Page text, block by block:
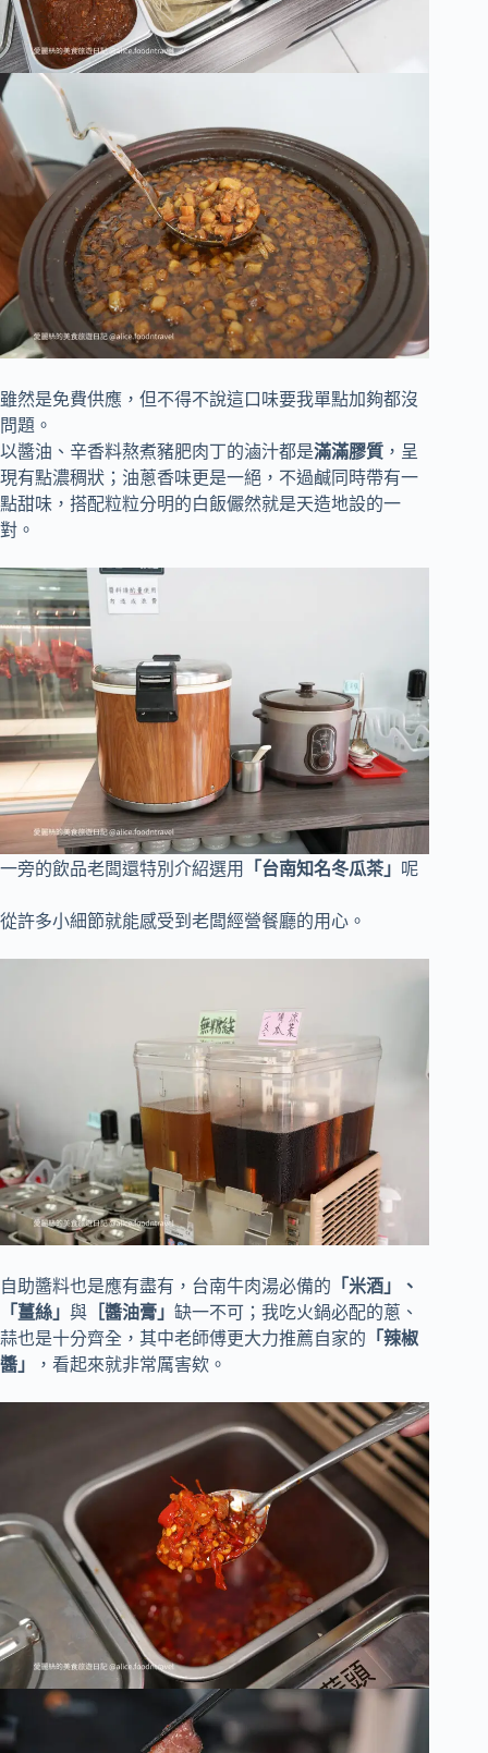
雖然是免費供應，但不得不說這口味要我單點加夠都沒
問題。
以醬油、辛香料熬煮豬肥肉丁的滷汁都是滿滿膠質 ，呈
現有點濃稠狀；油蔥香味更是一絕，不過鹹同時帶有一
點甜味，搭配粒粒分明的白飯儼然就是天造地設的一
對。
一旁的飲品老闆還特別介紹選用 「台南知名冬瓜茶」 呢
從許多小細節就能感受到老闆經營餐廳的用心。
自助醬料也是應有盡有，台南牛肉湯必備的 「米酒」、
「薑絲」 與 ［醬油膏」 缺一不可；我吃火鍋必配的蔥、
蒜也是十分齊全，其中老師傅更大力推薦自家的 「辣椒
醬」
，看起來就非常厲害欸。